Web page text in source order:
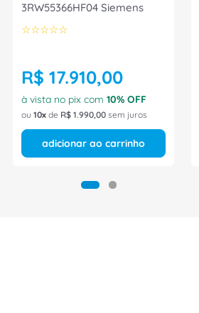
3RW55366HF04 Siemens
☆☆☆☆☆
R$ 17.910,00
à vista no pix com 10% OFF
ou 10 de R$ 1.990,00 sem juros
adicionar ao carrinho